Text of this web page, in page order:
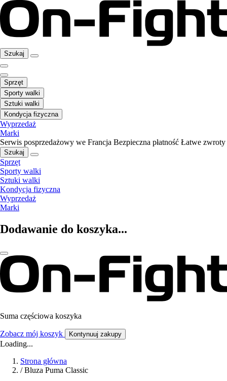
Szukaj
Sprzęt
Sporty walki
Sztuki walki
Kondycja fizyczna
Wyprzedaż
Marki
Serwis posprzedażowy we Francja Bezpieczna płatność Łatwe zwroty
Szukaj
Sprzęt
Sporty walki
Sztuki walki
Kondycja fizyczna
Wyprzedaż
Marki
Dodawanie do koszyka...
Suma częściowa koszyka
Zobacz mój koszyk Kontynuuj zakupy
Loading...
Strona główna
/ Bluza Puma Classic